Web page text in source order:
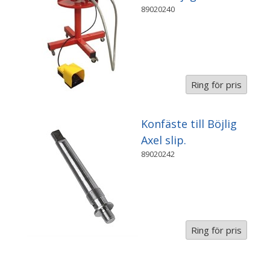
89020240
Ring för pris
Konfäste till Böjlig
Axel slip.
89020242
Ring för pris